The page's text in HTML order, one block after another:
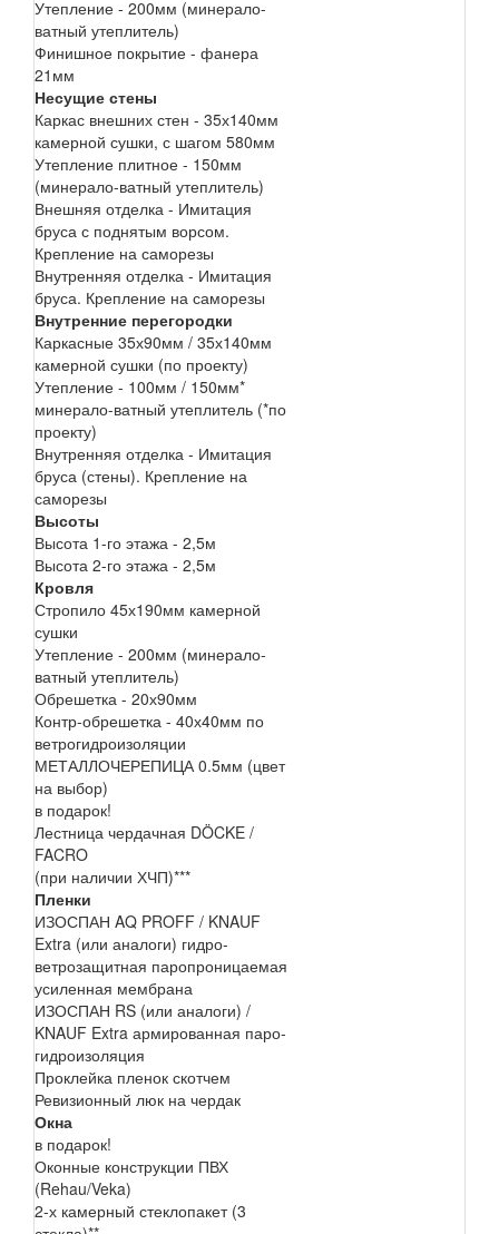
Утепление - 200мм (минерало-
ватный утеплитель)
Финишное покрытие - фанера
21мм
Несущие стены
Каркас внешних стен - 35х140мм
камерной сушки, с шагом 580мм
Утепление плитное - 150мм
(минерало-ватный утеплитель)
Внешняя отделка - Имитация
бруса с поднятым ворсом.
Крепление на саморезы
Внутренняя отделка - Имитация
бруса. Крепление на саморезы
Внутренние перегородки
Каркасные 35х90мм / 35х140мм
камерной сушки (по проекту)
Утепление - 100мм / 150мм*
минерало-ватный утеплитель (*по
проекту)
Внутренняя отделка - Имитация
бруса (стены). Крепление на
саморезы
Высоты
Высота 1-го этажа - 2,5м
Высота 2-го этажа - 2,5м
Кровля
Стропило 45х190мм камерной
сушки
Утепление - 200мм (минерало-
ватный утеплитель)
Обрешетка - 20х90мм
Контр-обрешетка - 40х40мм по
ветрогидроизоляции
МЕТАЛЛОЧЕРЕПИЦА 0.5мм (цвет
на выбор)
в подарок!
Лестница чердачная DÖCKE /
FACRO
(при наличии ХЧП)***
Пленки
ИЗОСПАН AQ PROFF / KNAUF
Extra (или аналоги) гидро-
ветрозащитная паропроницаемая
усиленная мембрана
ИЗОСПАН RS (или аналоги) /
KNAUF Extra армированная паро-
гидроизоляция
Проклейка пленок скотчем
Ревизионный люк на чердак
Окна
в подарок!
Оконные конструкции ПВХ
(Rehau/Veka)
2-х камерный стеклопакет (3